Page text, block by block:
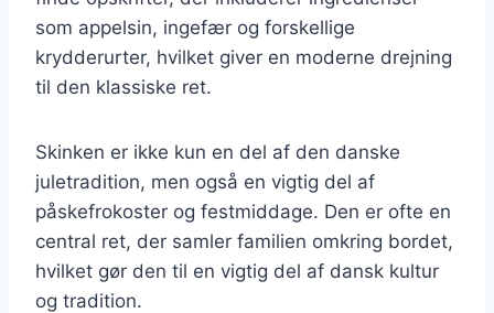
som appelsin, ingefær og forskellige
krydderurter, hvilket giver en moderne drejning
til den klassiske ret.
Skinken er ikke kun en del af den danske
juletradition, men også en vigtig del af
påskefrokoster og festmiddage. Den er ofte en
central ret, der samler familien omkring bordet,
hvilket gør den til en vigtig del af dansk kultur
og tradition.